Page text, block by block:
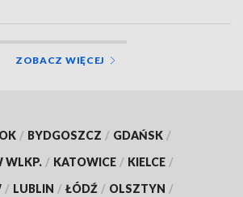
ZOBACZ WIĘCEJ
/ BYDGOSZCZ / GDAŃSK /
WLKP. / KATOWICE / KIELCE /
/ LUBLIN / ŁÓDŹ / OLSZTYN /